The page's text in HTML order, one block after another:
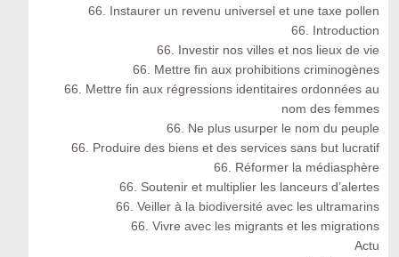
66. Instaurer un revenu universel et une taxe pollen
66. Introduction
66. Investir nos villes et nos lieux de vie
66. Mettre fin aux prohibitions criminogènes
66. Mettre fin aux régressions identitaires ordonnées au
nom des femmes
66. Ne plus usurper le nom du peuple
66. Produire des biens et des services sans but lucratif
66. Réformer la médiasphère
66. Soutenir et multiplier les lanceurs d’alertes
66. Veiller à la biodiversité avec les ultramarins
66. Vivre avec les migrants et les migrations
Actu